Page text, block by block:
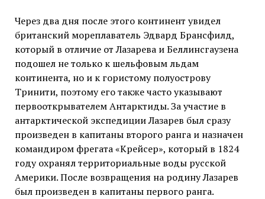
Через два дня после этого континент увидел
британский мореплаватель Эдвард Брансфилд,
который в отличие от Лазарева и Беллинсгаузена
подошел не только к шельфовым льдам
континента, но и к гористому полуострову
Тринити, поэтому его также часто указывают
первооткрывателем Антарктиды. За участие в
антарктической экспедиции Лазарев был сразу
произведен в капитаны второго ранга и назначен
командиром фрегата «Крейсер», который в 1824
году охранял территориальные воды русской
Америки. После возвращения на родину Лазарев
был произведен в капитаны первого ранга.